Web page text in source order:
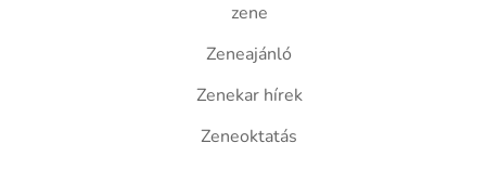
zene
Zeneajánló
Zenekar hírek
Zeneoktatás